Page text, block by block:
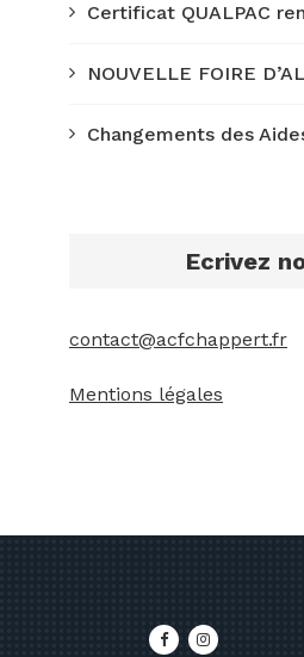
Certificat QUALPAC
NOUVELLE FOIRE
Changements des
Ecrivez
contact@acfchappert.fr
Mentions légales